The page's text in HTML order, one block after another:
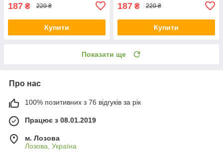
187 ₴ 220 ₴
Купити
187 ₴ 220 ₴
Купити
Показати ще
Про нас
100% позитивних з 76 відгуків за рік
Працює з 08.01.2019
м. Лозова
Лозова, Україна